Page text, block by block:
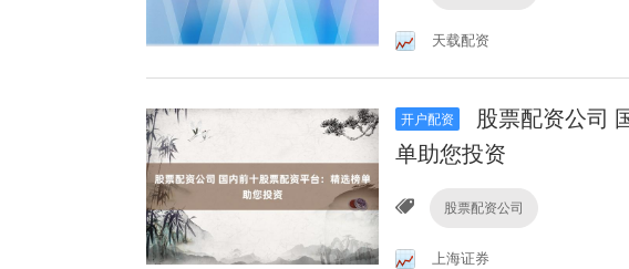
天载配资
开户配资
股票配资公司
单助您投资
股票配资公司
上海证券